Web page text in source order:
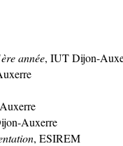
année, IUT Dijon-
Auxerre
, ESIREM